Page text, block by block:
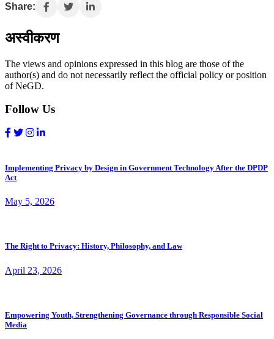
Share:
अस्वीकरण
The views and opinions expressed in this blog are those of the
author(s) and do not necessarily reflect the official policy or position
of NeGD.
Follow Us
Implementing Privacy by Design in Government Technology After the DPDP
Act
May 5, 2026
The Right to Privacy: History, Philosophy, and Law
April 23, 2026
Empowering Youth, Strengthening Governance through Responsible Social
Media